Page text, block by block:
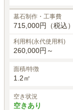
墓石制作・工事費
715,000円（税込
利用料(永代使用料)
260,000円～
面積/特徴
1.2㎡
空き状況
空きあり